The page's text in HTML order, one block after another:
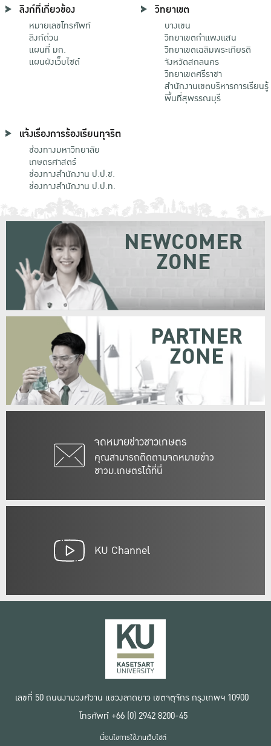
ลิงก์ที่เกี่ยวข้อง
หมายเลขโทรศัพท์
ลิงก์ด่วน
แผนที่ มก.
แผนผังเว็บไซต์
วิทยาเขต
บางเขน
วิทยาเขตกําแพงแสน
วิทยาเขตเฉลิมพระเกียรติ
จังหวัดสกลนคร
วิทยาเขตศรีราชา
สำนักงานเขตบริหารการเรียนรู้
พื้นที่สุพรรณบุรี
แจ้งเรื่องการร้องเรียนทุจริต
ช่องทางมหาวิทยาลัย
เกษตรศาสตร์
ช่องทางสำนักงาน ป.ป.ช.
ช่องทางสำนักงาน ป.ป.ท.
จดหมายข่าวชาวเกษตร
คุณสามารถติดตามจดหมายข่าว
ชาวม.เกษตรได้ที่นี่
NEWCOMER
ZONE
PARTNER
ZONE
KU Channel
เลขที่ 50 ถนนงามวงศ์วาน แขวงลาดยาว เขตจตุจักร กรุงเทพฯ 10900
โทรศัพท์ +66 (0) 2942 8200-45
เงื่อนไขการใช้งานเว็บไซต์